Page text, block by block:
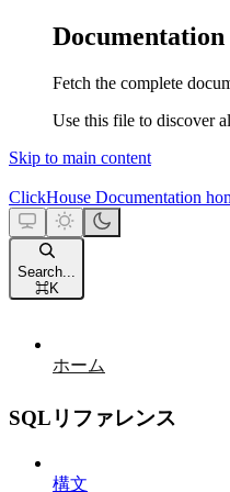
Fetch the complete
Use this file to discover
Skip to main content
ClickHouse Documentation
Search...
⌘K
ホーム
SQLリファレンス
構文